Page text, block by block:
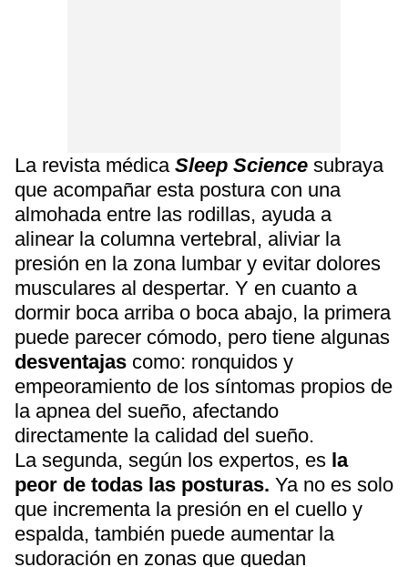
La revista médica Sleep Science subraya
que acompañar esta postura con una
almohada entre las rodillas, ayuda a
alinear la columna vertebral, aliviar la
presión en la zona lumbar y evitar dolores
musculares al despertar. Y en cuanto a
dormir boca arriba o boca abajo, la primera
puede parecer cómodo, pero tiene algunas
desventajas como: ronquidos y
empeoramiento de los síntomas propios de
la apnea del sueño, afectando
directamente la calidad del sueño.
La segunda, según los expertos, es la
peor de todas las posturas. Ya no es solo
que incrementa la presión en el cuello y
espalda, también puede aumentar la
sudoración en zonas que quedan